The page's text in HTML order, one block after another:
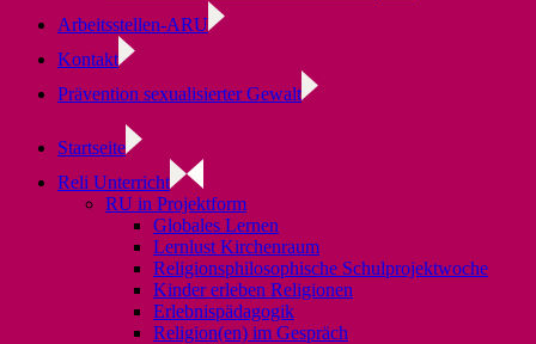
Arbeitsstellen-ARU
Kontakt
Prävention sexualisierter Gewalt
Startseite
Reli Unterricht
RU in Projektform
Globales Lernen
Lernlust Kirchenraum
Religionsphilosophische Schulprojektwoche
Kinder erleben Religionen
Erlebnispädagogik
Religion(en) im Gespräch